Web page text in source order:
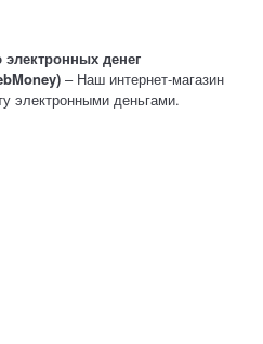
денег
– Наш интернет-магазин
электронными деньгами.